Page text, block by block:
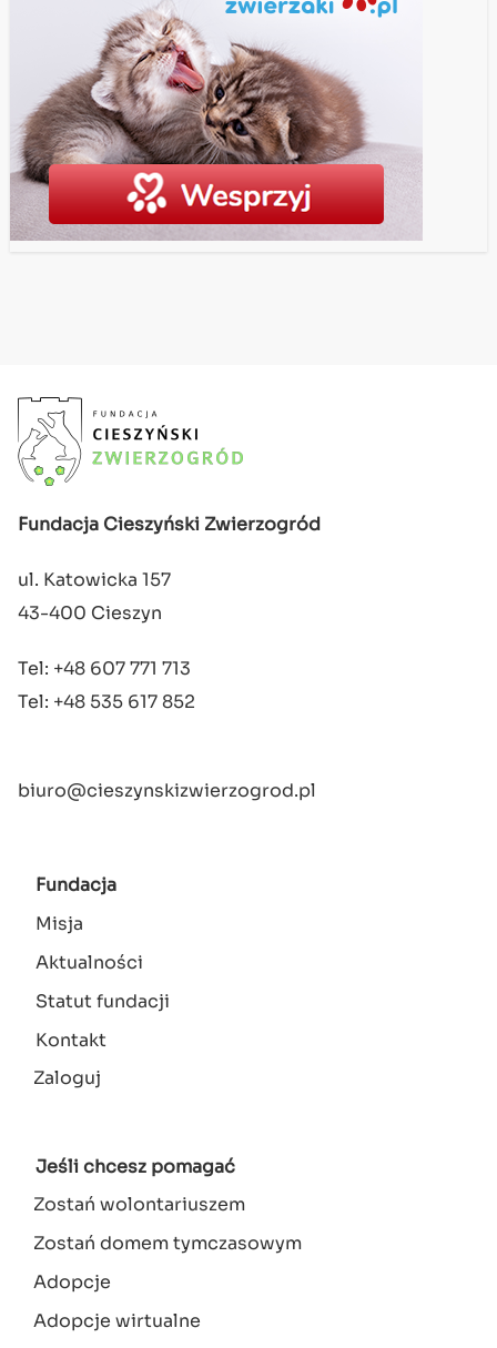
Fundacja Cieszyński Zwierzogród
ul. Katowicka 157
43-400 Cieszyn
Tel: +48 607 771 713
Tel: +48 535 617 852
biuro@cieszynskizwierzogrod.pl
Fundacja
Misja
Aktualności
Statut fundacji
Kontakt
Menu
Zaloguj
Jeśli chcesz pomagać
Zostań wolontariuszem
Zostań domem tymczasowym
Adopcje
Adopcje wirtualne